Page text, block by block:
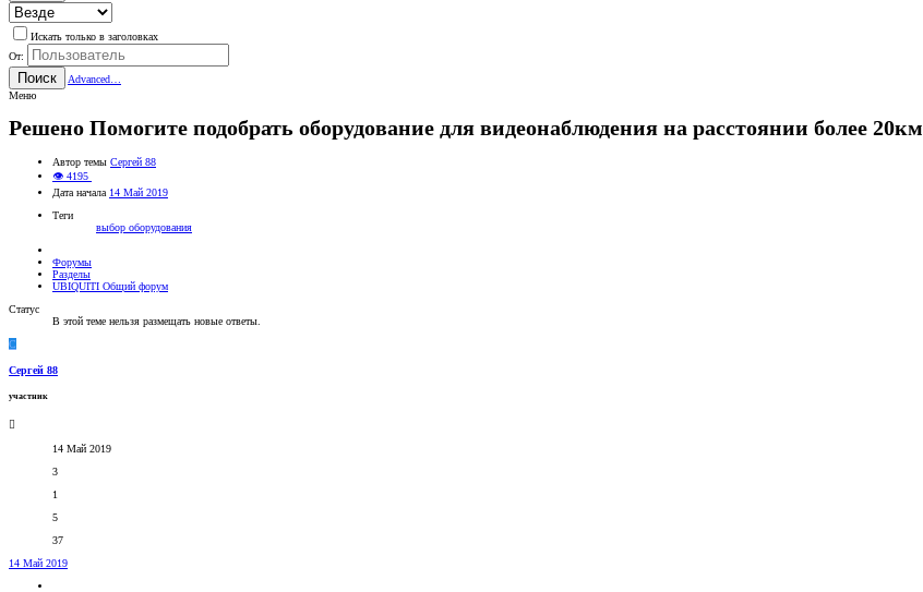
Искать только в заголовках
От:
Поиск
Advanced…
Меню
Решено Помогите подобрать оборудование для видеонаблюдения на расстоянии более 20км
Автор темы Сергей 88
👁 4195
Дата начала 14 Май 2019
Теги
выбор оборудования
Форумы
Разделы
UBIQUITI Общий форум
Статус
В этой теме нельзя размещать новые ответы.
С
Сергей 88
участник
14 Май 2019
3
1
5
37
14 Май 2019